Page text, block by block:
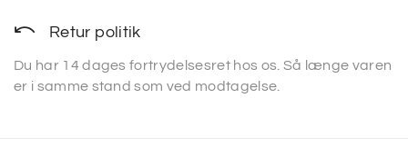
Retur politik
Du har 14 dages fortrydelsesret hos os. Så længe varen
er i samme stand som ved modtagelse.